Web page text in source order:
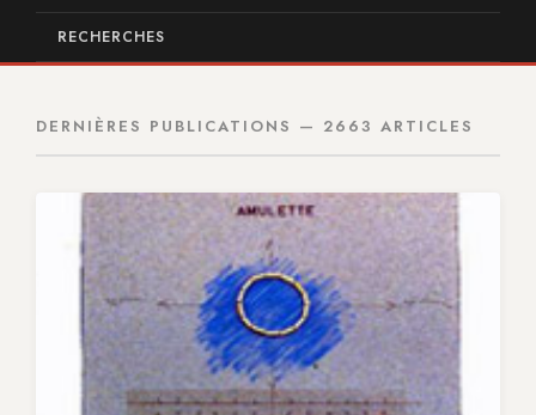
RECHERCHES
DERNIÈRES PUBLICATIONS — 2663 ARTICLES